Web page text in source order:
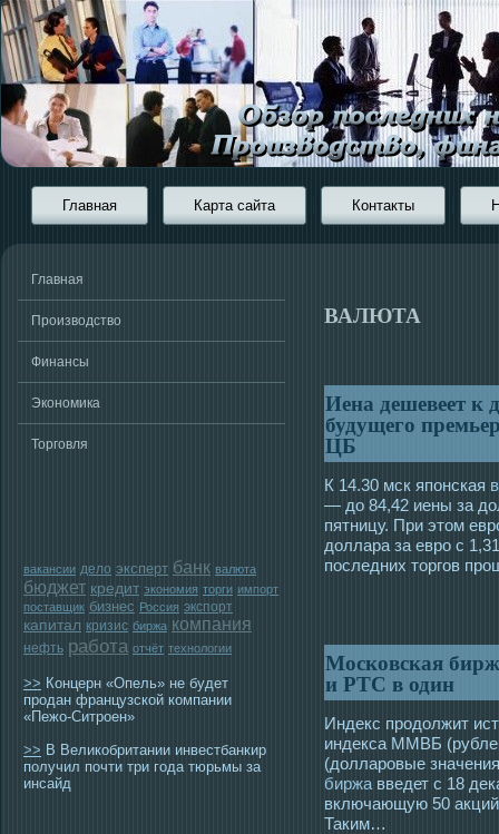
Главная Карта сайта Контакты
Главная
Производство
Финансы
Экономика
Торговля
вакансии дело эксперт банк валюта
бюджет кредит экономия торги импорт
поставщик бизнес Россия экспорт
капитал кризис биржа компания
нефть работа отчёт технологии
>> Концерн «Опель» не будет
продан французской компании
«Пежо-Ситроен»
>> В Великобритании инвестбанкир
получил почти три года тюрьмы за
инсайд
ВАЛЮТА
Иена дешевеет к
будущего
ЦБ
К 14.30 мск японская
— до 84,42 иены за
пятницу. При этом
доллара за евро с
последних торгов
Московская
и РТС в один
Индекс продолжит
индекса ММВБ
(долларовые
биржа введет с 18
включающую 50
Таким…